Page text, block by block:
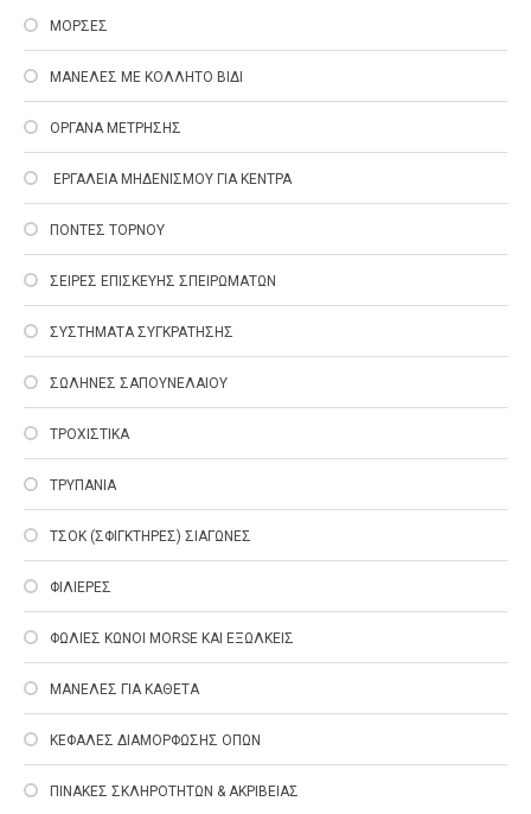
ΜΟΡΣΕΣ
ΜΑΝΕΛΕΣ ΜΕ ΚΟΛΛΗΤΟ ΒΙΔΙ
ΟΡΓΑΝΑ ΜΕΤΡΗΣΗΣ
EΡΓΑΛΕΙΑ ΜΗΔΕΝΙΣΜΟΥ ΓΙΑ ΚΕΝΤΡΑ
ΠΟΝΤΕΣ ΤΟΡΝΟΥ
ΣΕΙΡΕΣ ΕΠΙΣΚΕΥΗΣ ΣΠΕΙΡΩΜΑΤΩΝ
ΣΥΣΤΗΜΑΤΑ ΣΥΓΚΡΑΤΗΣΗΣ
ΣΩΛΗΝΕΣ ΣΑΠΟΥΝΕΛΑΙΟΥ
ΤΡΟΧΙΣΤΙΚΑ
ΤΡΥΠΑΝΙΑ
ΤΣΟΚ (ΣΦΙΓΚΤΗΡΕΣ) ΣΙΑΓΩΝΕΣ
ΦΙΛΙΕΡΕΣ
ΦΩΛΙΕΣ ΚΩΝΟΙ MORSE ΚΑΙ ΕΞΩΛΚΕΙΣ
ΜΑΝΕΛΕΣ ΓΙΑ ΚΑΘΕΤΑ
ΚΕΦΑΛΕΣ ΔΙΑΜΟΡΦΩΣΗΣ ΟΠΩΝ
ΠΙΝΑΚΕΣ ΣΚΛΗΡΟΤΗΤΩΝ & ΑΚΡΙΒΕΙΑΣ